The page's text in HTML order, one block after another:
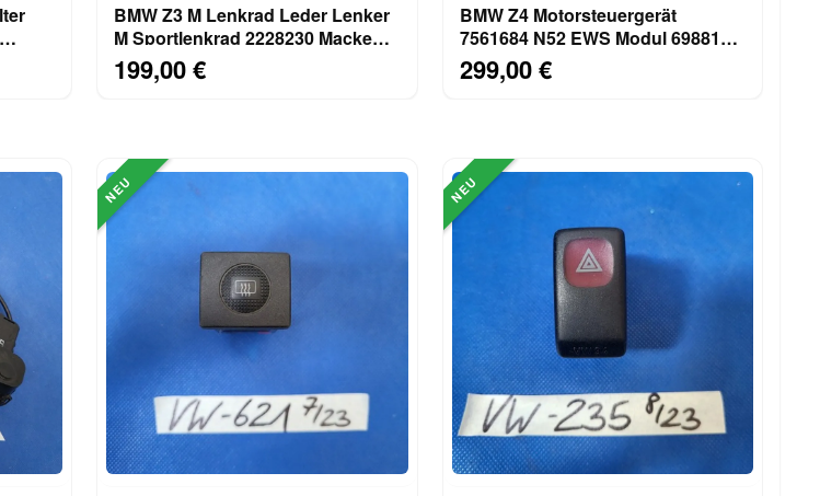
BMW Z3 M Lenkrad Leder Lenker
M Sportlenkrad 2228230 Macken!
Fahrer-Airbag-Modul
199,00 €
BMW Z4 Motorsteuergerät
7561684 N52 EWS Modul 6988104
Zündschloss 2,5 si Motor
299,00 €
NEU NEU